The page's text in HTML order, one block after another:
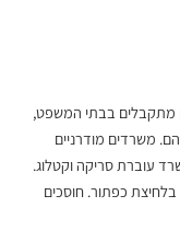
מתקבלים בבתי המשפט,
משרדים מודרניים
עוברת סריקה וקטלוג.
כפתור. חוסכים